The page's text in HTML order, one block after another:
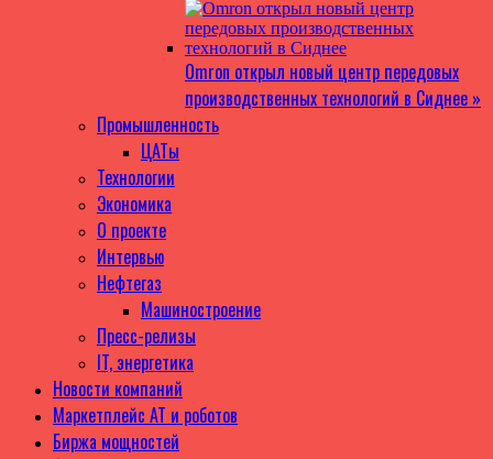
Omron открыл новый центр передовых
производственных технологий в Сиднее »
Промышленность
ЦАТы
Технологии
Экономика
О проекте
Интервью
Нефтегаз
Машиностроение
Пресс-релизы
IT, энергетика
Новости компаний
Маркетплейс АТ и роботов
Биржа мощностей